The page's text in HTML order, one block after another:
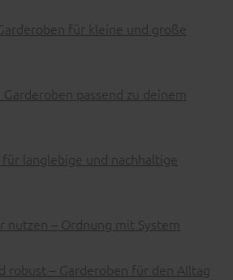
für kleine und große
passend zu deinem
langlebige und nachhaltige
nutzen – Ordnung mit System
robust – Garderoben für den Alltag